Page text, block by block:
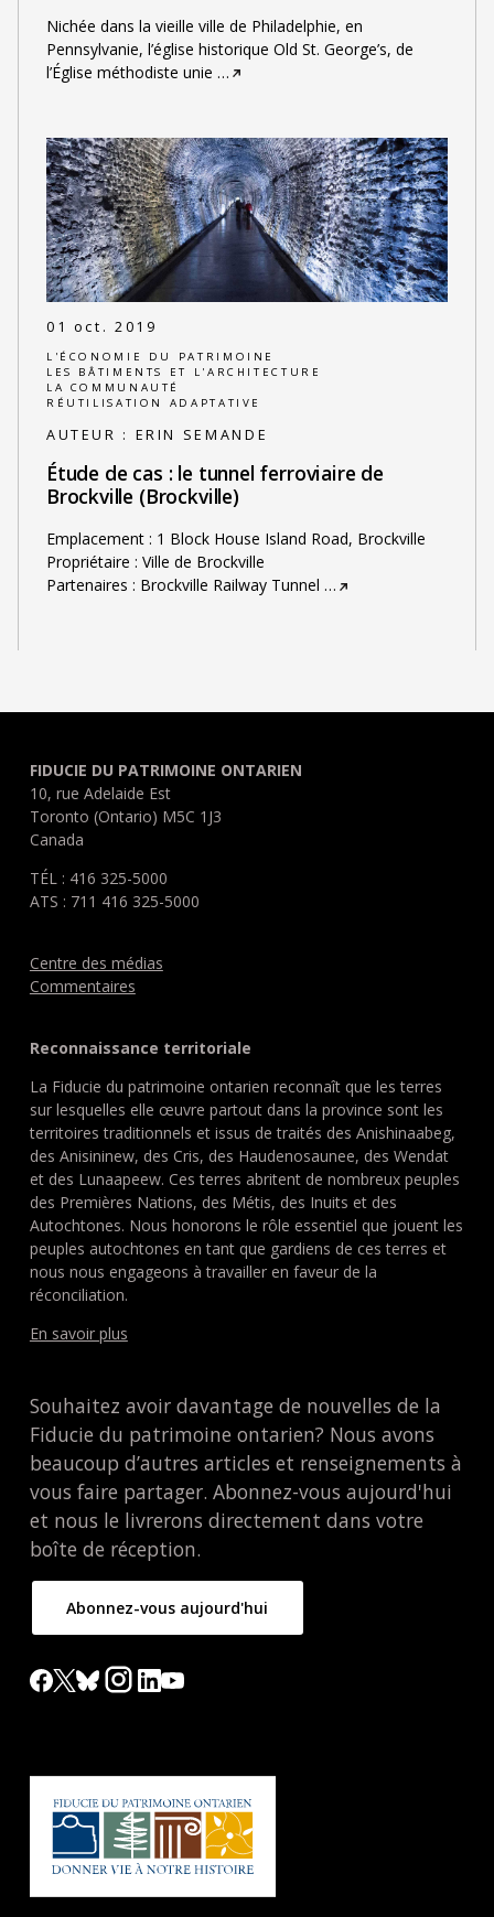
Nichée dans la vieille ville de Philadelphie, en
Pennsylvanie, l’église historique Old St. George’s, de
l’Église méthodiste unie …
01 oct. 2019
L'ÉCONOMIE DU PATRIMOINE
LES BÂTIMENTS ET L'ARCHITECTURE
LA COMMUNAUTÉ
RÉUTILISATION ADAPTATIVE
AUTEUR : ERIN SEMANDE
Étude de cas : le tunnel ferroviaire de
Brockville (Brockville)
Emplacement : 1 Block House Island Road, Brockville
Propriétaire : Ville de Brockville
Partenaires : Brockville Railway Tunnel …
FIDUCIE DU PATRIMOINE ONTARIEN
10, rue Adelaide Est
Toronto (Ontario) M5C 1J3
Canada
TÉL : 416 325-5000
ATS : 711 416 325-5000
Centre des médias
Commentaires
Reconnaissance territoriale
La Fiducie du patrimoine ontarien reconnaît que les terres
sur lesquelles elle œuvre partout dans la province sont les
territoires traditionnels et issus de traités des Anishinaabeg,
des Anisininew, des Cris, des Haudenosaunee, des Wendat
et des Lunaapeew. Ces terres abritent de nombreux peuples
des Premières Nations, des Métis, des Inuits et des
Autochtones. Nous honorons le rôle essentiel que jouent les
peuples autochtones en tant que gardiens de ces terres et
nous nous engageons à travailler en faveur de la
réconciliation.
En savoir plus
Souhaitez avoir davantage de nouvelles de la
Fiducie du patrimoine ontarien? Nous avons
beaucoup d’autres articles et renseignements à
vous faire partager. Abonnez-vous aujourd'hui
et nous le livrerons directement dans votre
boîte de réception.
Abonnez-vous aujourd'hui